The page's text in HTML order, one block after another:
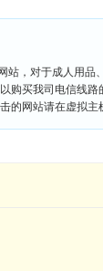
，对于成人用
购买我司电信线路
网站请在虚拟主